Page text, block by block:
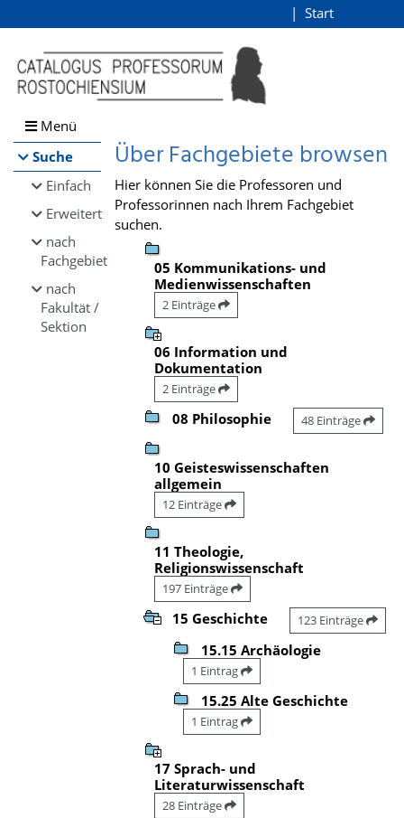
Browsen
direkt zum Inhalt
Start
Menü
Suche
Einfach
Erweitert
nach
Fachgebiet
nach
Fakultät /
Sektion
Über Fachgebiete browsen
Hier können Sie die Professoren und
Professorinnen nach Ihrem Fachgebiet
suchen.
05 Kommunikations- und
Medienwissenschaften
2 Einträge
06 Information und
Dokumentation
2 Einträge
08 Philosophie 48 Einträge
10 Geisteswissenschaften
allgemein
12 Einträge
11 Theologie,
Religionswissenschaft
197 Einträge
15 Geschichte 123 Einträge
15.15 Archäologie
1 Eintrag
15.25 Alte Geschichte
1 Eintrag
17 Sprach- und
Literaturwissenschaft
28 Einträge